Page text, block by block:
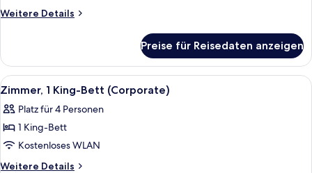
Weitere Details
Weitere
Doppelzimmer
Preise für Reisedaten anzeigen
Alle
Fotos
für
Zimmer,
1 King-
Bett
Ein Hotelzimmer mit einem großen
5
Zimmer, 1 King-Bett (Corporate)
Platz für 4 Personen
1 King-Bett
Kostenloses WLAN
Weitere Details
Weitere